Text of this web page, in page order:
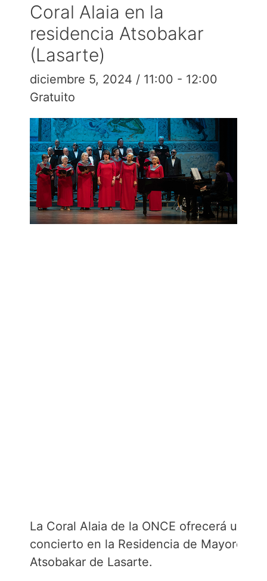
Coral Alaia en la
residencia Atsobakar
(Lasarte)
diciembre 5, 2024 / 11:00 - 12:00
Gratuito
La Coral Alaia de la ONCE ofrecerá un
concierto en la Residencia de Mayores
Atsobakar de Lasarte.